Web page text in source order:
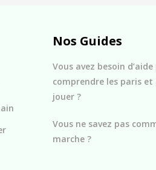
Nos Guides
Vous avez besoin
comprendre les paris et
jouer ?
Vous ne savez pas
marche ?